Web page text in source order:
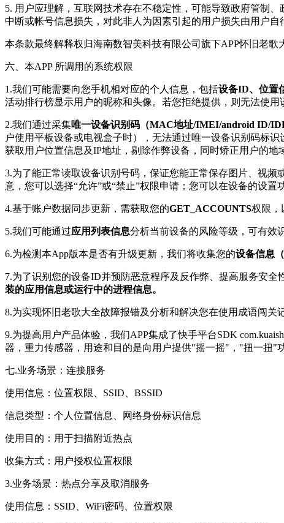
5. 用户应理解，互联网技术存在不稳定性，可能导致政府管制
中断或帐号信息损失，对此非人为因素引起的用户损失由用户自
本条款最终解释权归海南数智美科技有限公司旗下APP怀旧老歌
六、本APP 所调用的系统权限
1.我们可能需要向您手机相对应的个人信息，包括设备ID、位置
活动排行榜显示用户的昵称和头像。若您拒绝提供，则无法使
2.我们通过采集唯一设备识别码（MAC地址/IMEI/android ID/
户使用平板设备或电视盒子时），无法通过唯一设备识别码标
获取用户位置信息及IP地址，剔除作弊设备，同时矫正用户的地
3.为了能正常读取设备识别号码，保证您能正常保存图片、视频
意，您可以选择“允许”或“禁止”权限申请；您可以在设备的设
4.基于账户数据同步更新，需获取您的GET_ACCOUNTS权限，
5.我们可能通过应用列表信息分析当前设备的风险等级，可有效
6.为检测本App版本是否有升级更新，我们将收集您的设备信息
7.为了识别您的设备ID并预防恶意程序及反作弊、提高服务安
装的应用信息或运行中的进程信息。
8.为实现怀旧老歌大全故障报错及分析和解决您在使用成语闯关
9.为提高用户产品体验，我们APP集成了快手平台SDK
器，重力传感器，用途和目的是向用户提供"摇一摇"，"扭一扭"功
七.业务场景：连接服务
使用信息：位置权限、SSID、BSSID
信息类型：个人位置信息、网络身份标识信息
使用目的：用于扫描附近热点
收集方式：用户授权位置权限
3.业务场景：热点分享及取消服务
使用信息：SSID、WiFi密码、位置权限